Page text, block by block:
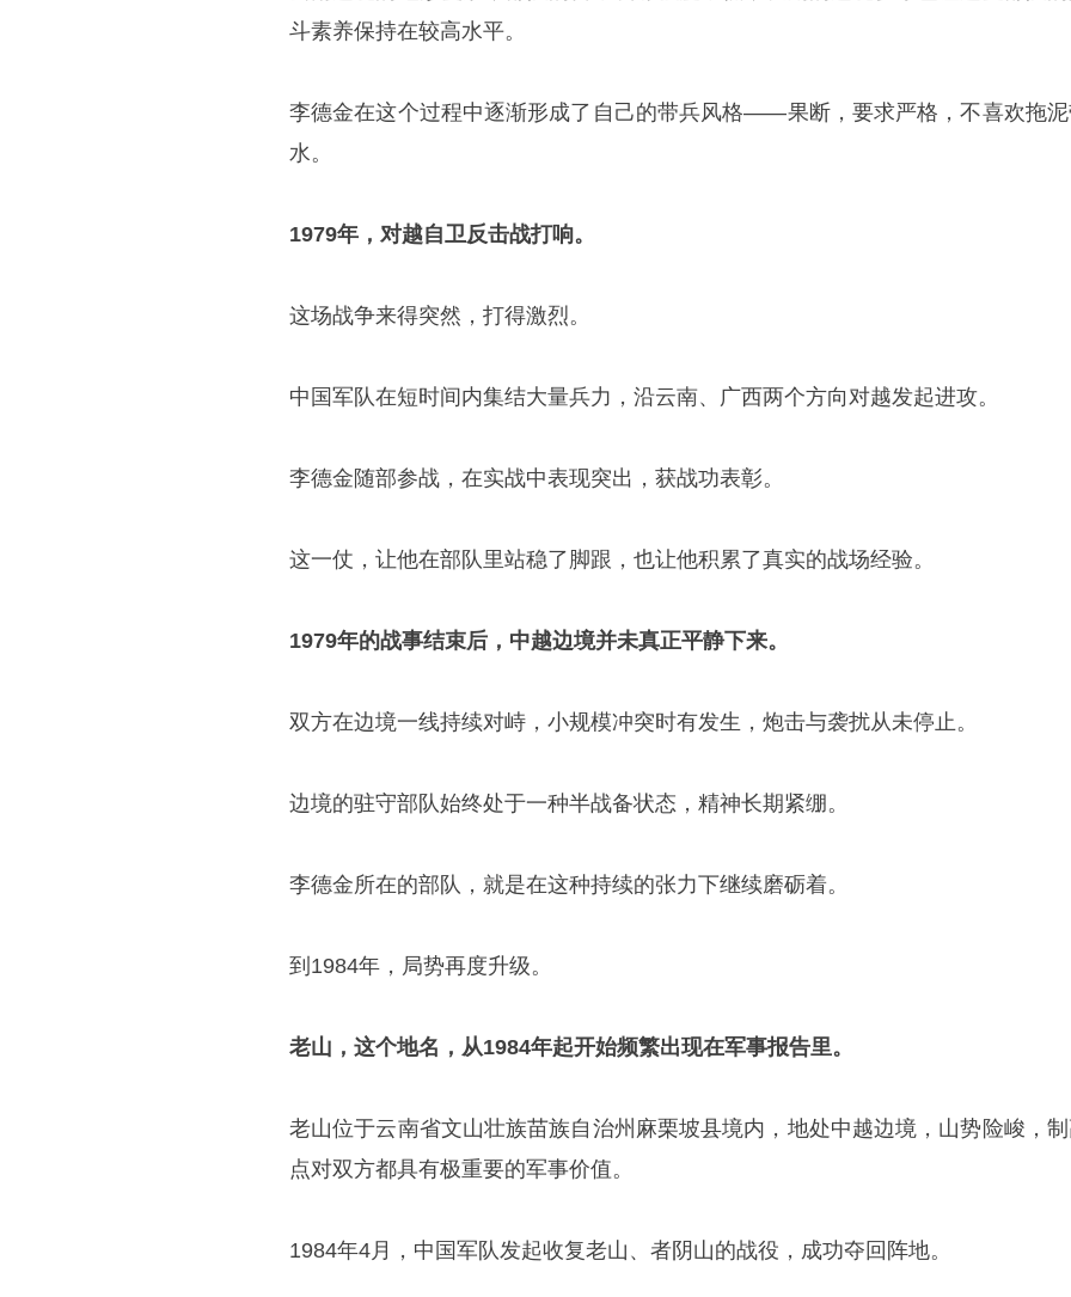
斗素养保持在较高水平。
李德金在这个过程中逐渐形成了自己的带兵风格——果断，要求严格，不喜欢拖
水。
1979年，对越自卫反击战打响。
这场战争来得突然，打得激烈。
中国军队在短时间内集结大量兵力，沿云南、广西两个方向对越发起进攻。
李德金随部参战，在实战中表现突出，获战功表彰。
这一仗，让他在部队里站稳了脚跟，也让他积累了真实的战场经验。
1979年的战事结束后，中越边境并未真正平静下来。
双方在边境一线持续对峙，小规模冲突时有发生，炮击与袭扰从未停止。
边境的驻守部队始终处于一种半战备状态，精神长期紧绷。
李德金所在的部队，就是在这种持续的张力下继续磨砺着。
到1984年，局势再度升级。
老山，这个地名，从1984年起开始频繁出现在军事报告里。
老山位于云南省文山壮族苗族自治州麻栗坡县境内，地处中越边境，山势险峻，
点对双方都具有极重要的军事价值。
1984年4月，中国军队发起收复老山、者阴山的战役，成功夺回阵地。